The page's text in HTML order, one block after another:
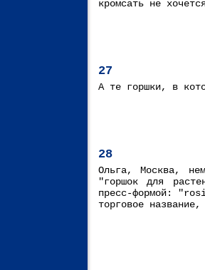
кромсать не
27
А те горшки, в
28
Ольга, Москва,
"горшок для
пресс-формой:
торговое